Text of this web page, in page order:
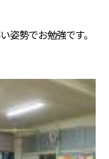
姿勢でお勉強です。